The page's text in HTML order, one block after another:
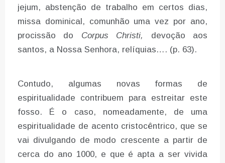
jejum, abstenção de trabalho em certos dias,
missa dominical, comunhão uma vez por ano,
procissão do Corpus Christi, devoção aos
santos, a Nossa Senhora, relíquias…. (p. 63).
Contudo, algumas novas formas de
espiritualidade contribuem para estreitar este
fosso. É o caso, nomeadamente, de uma
espiritualidade de acento cristocêntrico, que se
vai divulgando de modo crescente a partir de
cerca do ano 1000, e que é apta a ser vivida